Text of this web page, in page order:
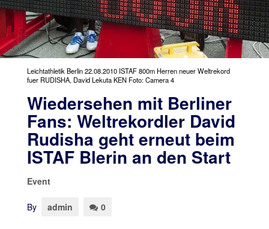
Leichtathletik Berlin 22.08.2010 ISTAF 800m Herren neuer Weltrekord
fuer RUDISHA, David Lekuta KEN Foto: Camera 4
Wiedersehen mit Berliner
Fans: Weltrekordler David
Rudisha geht erneut beim
ISTAF Blerin an den Start
Event
By admin 0